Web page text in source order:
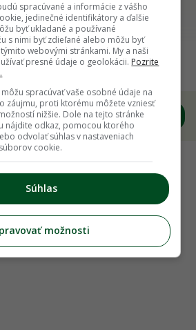
zimnými rezmi: Čo rezať v
spracúvané a informácie z vášho
jedinečné identifikátory a ďalšie
byť ukladané a používané
s nimi byť zdieľané alebo môžu byť
webovými stránkami. My a naši
presné údaje o geolokácii. Pozrite
spracúvať vaše osobné údaje na
záujmu, proti ktorému môžete vzniesť
nižšie. Dole na tejto stránke
nájdite odkaz, pomocou ktorého
odvolať súhlas v nastaveniach
cookie.
Súhlas
možnosti